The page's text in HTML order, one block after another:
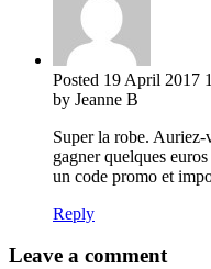
Posted 19 April 2017
by Jeanne B
Super la robe.
gagner quelques
un code promo et
Reply
Leave a comment